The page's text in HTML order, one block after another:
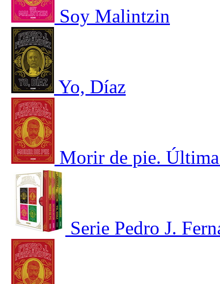
Soy Malintzin
Yo, Díaz
Morir de pie.
Serie Pedro J.